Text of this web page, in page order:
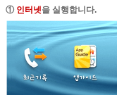
① 인터넷을 실행합니다.